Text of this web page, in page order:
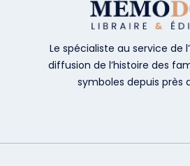
Le spécialiste au service de
diffusion de l’histoire des
symboles depuis près